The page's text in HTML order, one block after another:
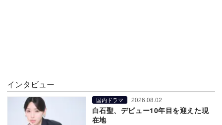
インタビュー
国内ドラマ 2026.08.02
白石聖、デビュー10年目を迎えた現
在地